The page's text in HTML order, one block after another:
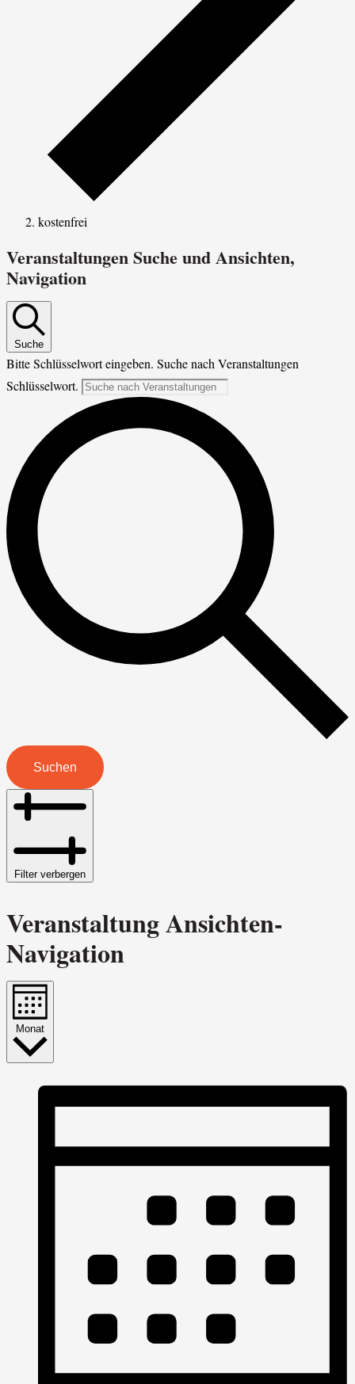
kostenfrei
Veranstaltungen Suche und Ansichten,
Navigation
Suche
Bitte Schlüsselwort eingeben. Suche nach Veranstaltungen
Schlüsselwort.
Suchen
Filter verbergen
Veranstaltung Ansichten-
Navigation
Monat